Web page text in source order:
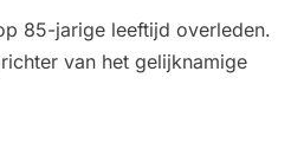
85-jarige leeftijd overleden.
van het gelijknamige